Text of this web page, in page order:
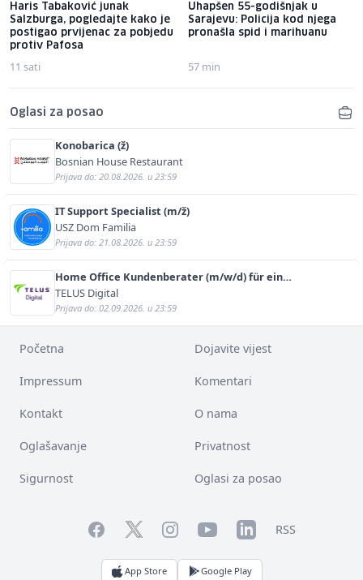
Haris Tabaković junak
Salzburga, pogledajte kako je
postigao prvijenac za pobjedu
protiv Pafosa
11 sati
Uhapšen 55-godišnjak u
Sarajevu: Policija kod njega
pronašla spid i marihuanu
57 min
Oglasi za posao
Konobarica (ž)
Bosnian House Restaurant
Prijava do: 20.08.2026. u 23:59
IT Support Specialist (m/ž)
USZ Dom Familia
Prijava do: 21.08.2026. u 23:59
Home Office Kundenberater (m/w/d) für ein
renommiertes Schuhunternehmen
TELUS Digital
Prijava do: 02.09.2026. u 23:59
Početna Dojavite vijest
Impressum Komentari
Kontakt O nama
Oglašavanje Privatnost
Sigurnost Oglasi za posao
FacebookTwitterInstagramYouTubeLinkedInRSS
App Store Google Play